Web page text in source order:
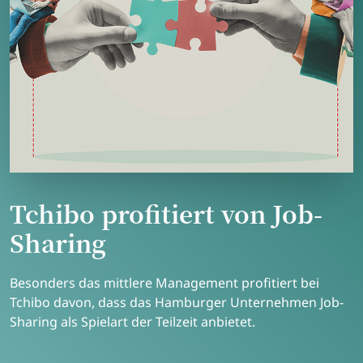
Tchibo profitiert von Job-
Sharing
Besonders das mittlere Management profitiert bei
Tchibo davon, dass das Hamburger Unternehmen Job-
Sharing als Spielart der Teilzeit anbietet.